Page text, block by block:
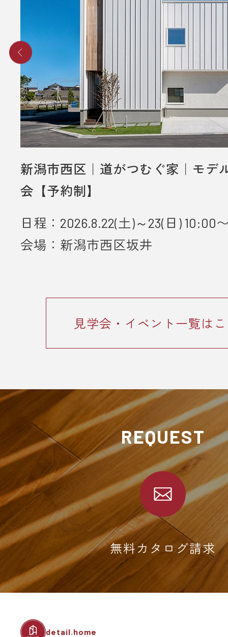
新潟市西区｜道がつむぐ家｜モデ
会【予約制】
日程：2026.8.22(土)～23(日) 10:00
会場：新潟市西区坂井
見学会・イベント一覧は
REQUEST
無料カタログ請求
detail.home